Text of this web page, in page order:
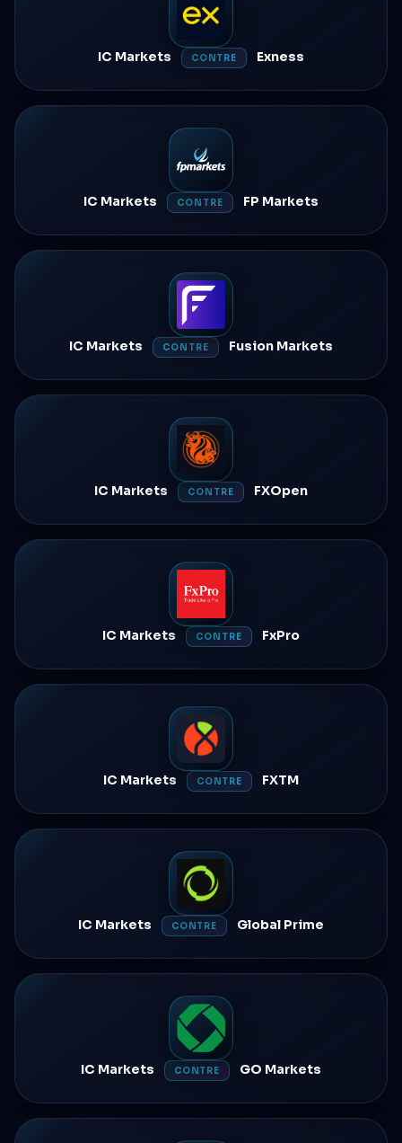
IC Markets CONTRE Exness
IC Markets CONTRE FP Markets
IC Markets CONTRE Fusion Markets
IC Markets CONTRE FXOpen
IC Markets CONTRE FxPro
IC Markets CONTRE FXTM
IC Markets CONTRE Global Prime
IC Markets CONTRE GO Markets